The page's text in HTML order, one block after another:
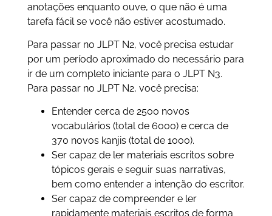
anotações enquanto ouve, o que não é uma
tarefa fácil se você não estiver acostumado.
Para passar no JLPT N2, você precisa estudar
por um período aproximado do necessário para
ir de um completo iniciante para o JLPT N3.
Para passar no JLPT N2, você precisa:
Entender cerca de 2500 novos
vocabulários (total de 6000) e cerca de
370 novos kanjis (total de 1000).
Ser capaz de ler materiais escritos sobre
tópicos gerais e seguir suas narrativas,
bem como entender a intenção do escritor.
Ser capaz de compreender e ler
rapidamente materiais escritos de forma